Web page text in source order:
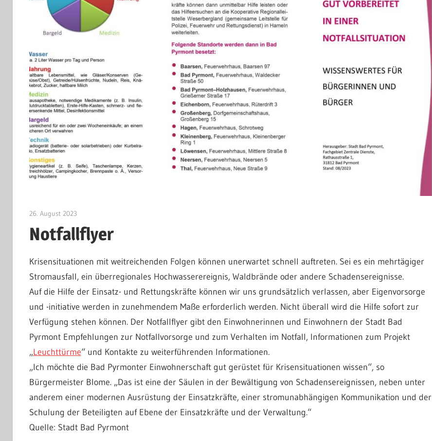
26. August 2023Jan Bolte
Notfallflyer
Krisensituationen mit weitreichenden Folgen können unerwartet schnell auftreten. Sei es ein mehrtägiger
Stromausfall, ein überregionales Hochwasserereignis, Waldbrände oder andere Schadensereignisse.
Auf die Hilfe der Einsatz- und Rettungskräfte können wir uns grundsätzlich verlassen, aber Eigenvorsorge
und -initiative werden in zunehmendem Maße erforderlich werden. Nicht überall wird die Hilfe sofort zur
Verfügung stehen können. Der Notfallflyer gibt den Einwohnerinnen und Einwohnern der Stadt Bad
Pyrmont Empfehlungen zur Notfallvorsorge und zum Verhalten im Notfall, Informationen zum Projekt
„Leuchttürme“ und Kontakte zu weiterführenden Informationen.
„Ich möchte die Bad Pyrmonter Einwohnerschaft gut gerüstet für Krisensituationen wissen“, so
Bürgermeister Blome. „Das ist eine der Säulen in der Bewältigung von Schadensereignissen, neben unter
anderem einer modernen Ausrüstung der Einsatzkräfte, einer stromunabhängigen Kommunikation und der
Schulung der Beteiligten auf Ebene der Einsatzkräfte und der Verwaltung.“
Quelle: Stadt Bad Pyrmont